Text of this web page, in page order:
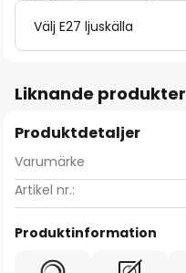
Välj E27 ljuskälla
Liknande produkter
Produktdetaljer
Varumärke
Artikel nr.:
Produktinformation